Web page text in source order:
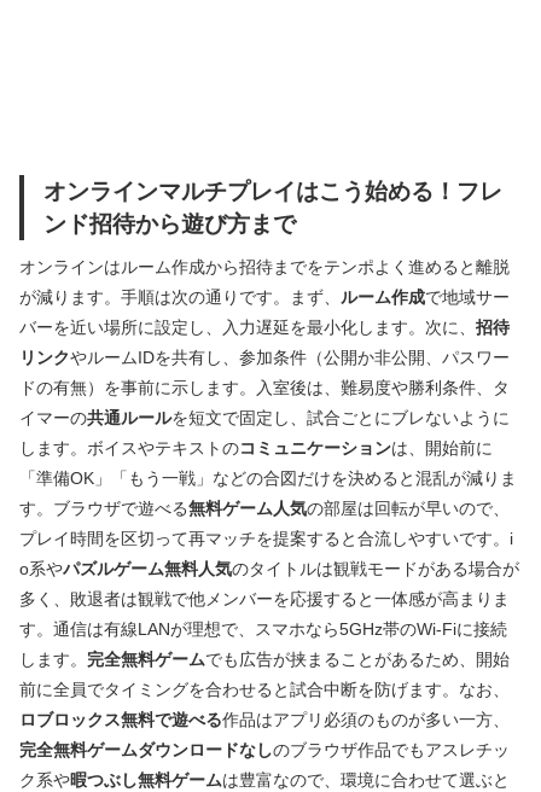
オンラインマルチプレイはこう始める！フレ
ンド招待から遊び方まで
オンラインはルーム作成から招待までをテンポよく進めると離脱
が減ります。手順は次の通りです。まず、 ルーム作成で地域サー
バーを近い場所に設定し、入力遅延を最小化します。次に、 招待
リンクやルームIDを共有し、参加条件（公開か非公開、パスワー
ドの有無）を事前に示します。入室後は、難易度や勝利条件、タ
イマーの共通ルールを短文で固定し、試合ごとにブレないように
します。ボイスやテキストのコミュニケーションは、開始前に
「準備OK」「もう一戦」などの合図だけを決めると混乱が減りま
す。ブラウザで遊べる無料ゲーム人気の部屋は回転が早いので、
プレイ時間を区切って再マッチを提案すると合流しやすいです。i
o系やパズルゲーム無料人気のタイトルは観戦モードがある場合が
多く、敗退者は観戦で他メンバーを応援すると一体感が高まりま
す。通信は有線LANが理想で、スマホなら5GHz帯のWi‑Fiに接続
します。 完全無料ゲームでも広告が挟まることがあるため、開始
前に全員でタイミングを合わせると試合中断を防げます。なお、
ロブロックス無料で遊べる作品はアプリ必須のものが多い一方、
完全無料ゲームダウンロードなしのブラウザ作品でもアスレチッ
ク系や暇つぶし無料ゲームは豊富なので、環境に合わせて選ぶと